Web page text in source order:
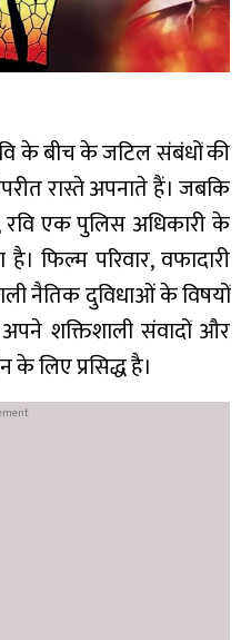
के बीच के जटिल संबंधों की
रास्ते अपनाते हैं। जबकि
एक पुलिस अधिकारी के
फिल्म परिवार, वफादारी
नैतिक दुविधाओं के विषयों
अपने शक्तिशाली संवादों और
के लिए प्रसिद्ध है।